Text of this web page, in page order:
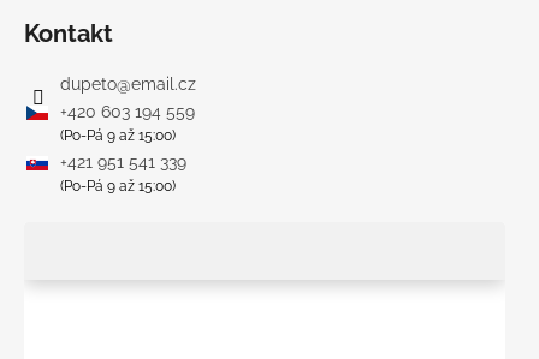
Kontakt
dupeto@email.cz
+420 603 194 559
(Po-Pá 9 až 15:00)
+421 951 541 339
(Po-Pá 9 až 15:00)